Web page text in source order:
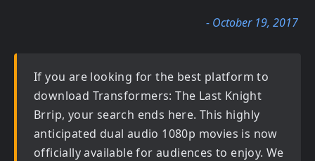
- October 19, 2017
If you are looking for the best platform to
download Transformers: The Last Knight
Brrip, your search ends here. This highly
anticipated dual audio 1080p movies is now
officially available for audiences to enjoy. We